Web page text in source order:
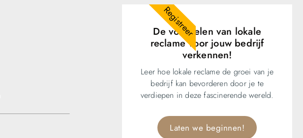
De voordelen van lokale
reclame voor jouw bedrijf
verkennen!
Leer hoe lokale reclame de groei van je
bedrijf kan bevorderen door je te
verdiepen in deze fascinerende wereld.
Laten we beginnen!
Registreer